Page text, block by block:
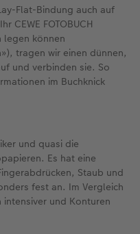
Flat-Bindung auch auf
CEWE FOTOBUCH
legen können
tragen wir einen dünnen,
und verbinden sie. So
im Buchknick
und quasi die
Es hat eine
Staub und
fest an. Im Vergleich
und Konturen